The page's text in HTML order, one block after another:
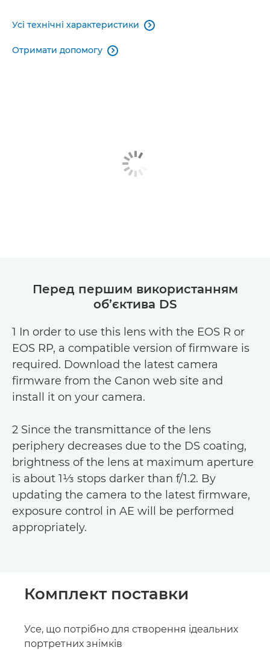
Усі технічні характеристики 
Отримати допомогу 
Перед першим використанням
об’єктива DS
1 In order to use this lens with the EOS R or
EOS RP, a compatible version of firmware is
required. Download the latest camera
firmware from the Canon web site and
install it on your camera.
2 Since the transmittance of the lens
periphery decreases due to the DS coating,
brightness of the lens at maximum aperture
is about 1⅓ stops darker than f/1.2. By
updating the camera to the latest firmware,
exposure control in AE will be performed
appropriately.
Комплект поставки
Усе, що потрібно для створення ідеальних
портретних знімків